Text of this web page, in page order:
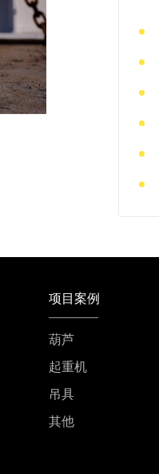
项目案例
葫芦
起重机
吊具
其他